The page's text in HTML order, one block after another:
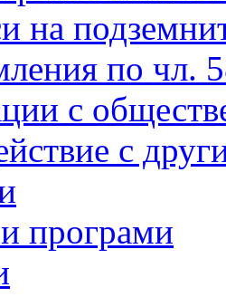
на
по чл.
с
с
програми